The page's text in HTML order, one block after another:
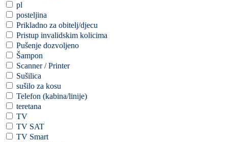
pl
posteljina
Prikladno za obitelj/djecu
Pristup invalidskim kolicima
Pušenje dozvoljeno
Šampon
Scanner / Printer
Sušilica
sušilo za kosu
Telefon (kabina/linije)
teretana
TV
TV SAT
TV Smart